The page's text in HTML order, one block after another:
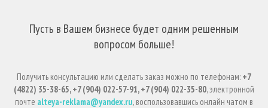
Пусть в Вашем бизнесе будет одним решенным
вопросом больше!
Получить консультацию или сделать заказ можно по телефонам: +7
(4822) 35-38-65, +7 (904) 022-57-91, +7 (904) 022-35-80, электронной
почте alteya-reklama@yandex.ru, воспользовавшись онлайн чатом в